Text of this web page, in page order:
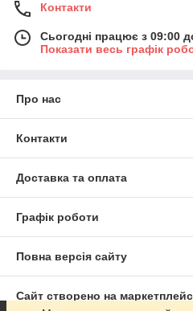
Контакти
Сьогодні працює з 09:00
Показати весь графік
Про нас
Контакти
Доставка та оплата
Графік роботи
Повна версія сайту
Сайт створено на